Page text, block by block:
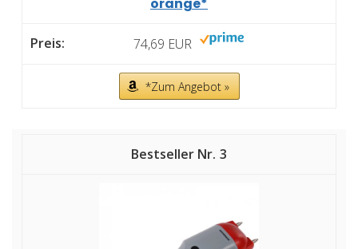
74,69 EUR
*Zum Angebot »
3